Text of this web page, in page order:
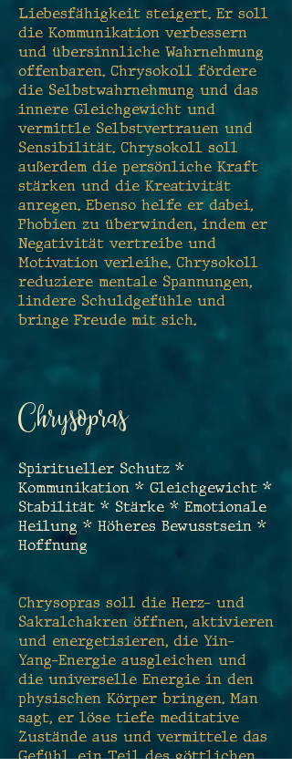
Liebesfähigkeit steigert. Er soll
die Kommunikation verbessern
und übersinnliche Wahrnehmung
offenbaren. Chrysokoll fördere
die Selbstwahrnehmung und das
innere Gleichgewicht und
vermittle Selbstvertrauen und
Sensibilität. Chrysokoll soll
außerdem die persönliche Kraft
stärken und die Kreativität
anregen. Ebenso helfe er dabei,
Phobien zu überwinden, indem er
Negativität vertreibe und
Motivation verleihe. Chrysokoll
reduziere mentale Spannungen,
lindere Schuldgefühle und
bringe Freude mit sich.
Chrysopras
Spiritueller Schutz *
Kommunikation * Gleichgewicht *
Stabilität * Stärke * Emotionale
Heilung * Höheres Bewusstsein *
Hoffnung
Chrysopras soll die Herz- und
Sakralchakren öffnen, aktivieren
und energetisieren, die Yin-
Yang-Energie ausgleichen und
die universelle Energie in den
physischen Körper bringen. Man
sagt, er löse tiefe meditative
Zustände aus und vermittele das
Gefühl, ein Teil des göttlichen